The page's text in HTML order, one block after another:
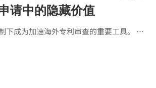
请中的隐藏价值
下成为加速海外专利审查的重要工具。 …